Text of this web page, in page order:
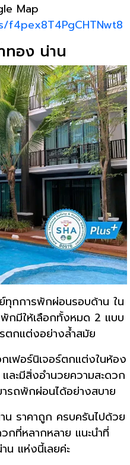
Map
ทอง น่าน
ทุกการพักผ่อนรอบด้าน ใน
กมีให้เลือกทั้งหมด 2 แบบ
ตกแต่งอย่างล้ำสมัย
กเฟอร์นิเจอร์ตกแต่งในห้อง
ะมีสิ่งอำนวยความสะดวก
รถพักผ่อนได้อย่างสบาย
ราคาถูก ครบครันไปด้วย
กที่หลากหลาย แนะนำที่
น แห่งนี้เลยค่ะ